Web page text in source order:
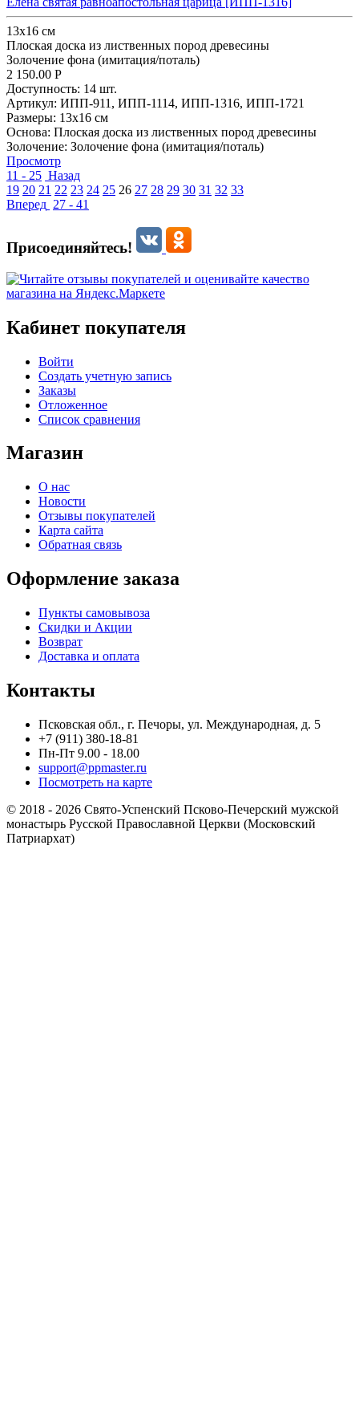
13x16 см
Плоская доска из лиственных пород древесины
Золочение фона (имитация/поталь)
2 150.00 Р
Доступность: 14 шт.
Артикул: ИПП-911, ИПП-1114, ИПП-1316, ИПП-1721
Размеры: 13x16 см
Основа: Плоская доска из лиственных пород древесины
Золочение: Золочение фона (имитация/поталь)
Просмотр
11 - 25 Назад
19 20 21 22 23 24 25 26 27 28 29 30 31 32 33
Вперед 27 - 41
Присоединяйтесь!
Кабинет покупателя
Войти
Создать учетную запись
Заказы
Отложенное
Список сравнения
Магазин
О нас
Новости
Отзывы покупателей
Карта сайта
Обратная связь
Оформление заказа
Пункты самовывоза
Скидки и Акции
Возврат
Доставка и оплата
Контакты
Псковская обл., г. Печоры, ул. Международная, д. 5
+7 (911) 380-18-81
Пн-Пт 9.00 - 18.00
support@ppmaster.ru
Посмотреть на карте
© 2018 - 2026 Свято-Успенский Псково-Печерский мужской
монастырь Русской Православной Церкви (Московский
Патриархат)